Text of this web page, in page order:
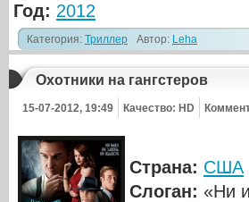
Год: 2012
Категория: Триллер Автор: Leha
Охотники на гангстеров
15-07-2012, 19:49 Качество: HD
Страна: США
Слоган: «Ни